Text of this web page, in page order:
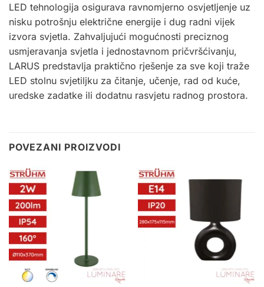
LED tehnologija osigurava ravnomjerno osvjetljenje uz
nisku potrošnju električne energije i dug radni vijek
izvora svjetla. Zahvaljujući mogućnosti preciznog
usmjeravanja svjetla i jednostavnom pričvršćivanju,
LARUS predstavlja praktično rješenje za sve koji traže
LED stolnu svjetiljku za čitanje, učenje, rad od kuće,
uredske zadatke ili dodatnu rasvjetu radnog prostora.
POVEZANI PROIZVODI